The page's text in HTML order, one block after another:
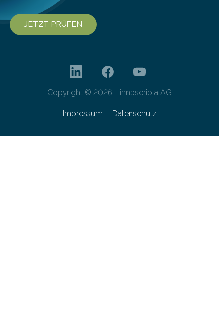
JETZT PRÜFEN
Copyright © 2026 - innoscripta AG
Impressum Datenschutz